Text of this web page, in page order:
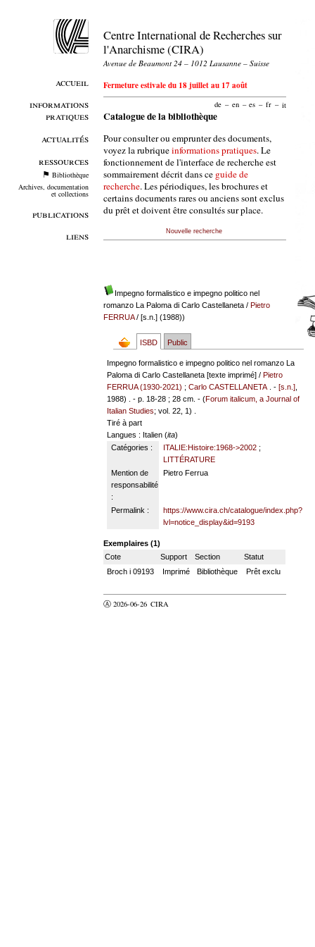
accueil
informations
pratiques
actualités
ressources
Bibliothèque
Archives, documentation
et collections
publications
liens
Centre International de Recherches sur
l'Anarchisme (CIRA)
Avenue de Beaumont 24 – 1012 Lausanne – Suisse
Fermeture estivale du 18 juillet au 17 août
de – en – es – fr – it
Catalogue de la bibliothèque
Pour consulter ou emprunter des documents,
voyez la rubriqueinformations pratiques. Le
fonctionnement de l'interface de recherche est
sommairement décrit dans ce guide de
recherche. Les périodiques, les brochures et
certains documents rares ou anciens sont exclus
du prêt et doivent être consultés sur place.
Nouvelle recherche
Impegno formalistico e impegno politico nel
romanzo La Paloma di Carlo Castellaneta/ Pietro
FERRUA/ [s.n.] (1988))
ISBD Public
Impegno formalistico e impegno politico nel romanzo La
Paloma di Carlo Castellaneta [texte imprimé] /Pietro
FERRUA (1930-2021) ;Carlo CASTELLANETA . -[s.n.]
1988) . - p. 18-28 ; 28 cm. - (Forum italicum, a Journal of
Italian Studies; vol. 22, 1) .
Tiré à part
Langues : Italien (ita)
Catégories :
ITALIE:Histoire:1968->2002;
LITTÉRATURE
Mention de
responsabilité
:
Pietro Ferrua
Permalink :
https://www.cira.ch/catalogue/index.php?
lvl=notice_display&id=9193
Exemplaires (1)
Cote
Support Section
Statut
Broch i 09193
Imprimé Bibliothèque Prêt exclu
Ⓐ 2026-06-26 CIRA